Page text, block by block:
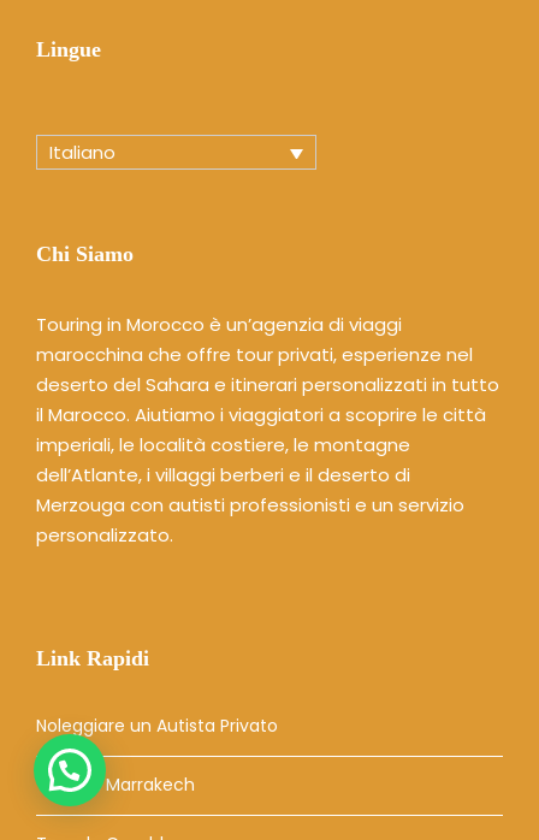
Lingue
Italiano
Chi Siamo
Touring in Morocco è un’agenzia di viaggi
marocchina che offre tour privati, esperienze nel
deserto del Sahara e itinerari personalizzati in tutto
il Marocco. Aiutiamo i viaggiatori a scoprire le città
imperiali, le località costiere, le montagne
dell’Atlante, i villaggi berberi e il deserto di
Merzouga con autisti professionisti e un servizio
personalizzato.
Link Rapidi
Noleggiare un Autista Privato
Tour da Marrakech